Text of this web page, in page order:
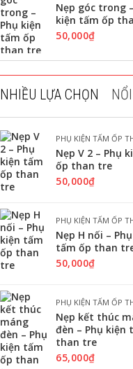
Nẹp góc trong
kiện tấm ốp
50,000₫
NHIỀU LỰA CHỌN
PHỤ KIỆN TẤM ỐP
Nẹp V 2 – Phụ
ốp than tre
50,000₫
PHỤ KIỆN TẤM ỐP
Nẹp H nối –
tấm ốp than
50,000₫
PHỤ KIỆN TẤM ỐP
Nẹp kết thúc
đèn – Phụ kiện
than tre
65,000₫